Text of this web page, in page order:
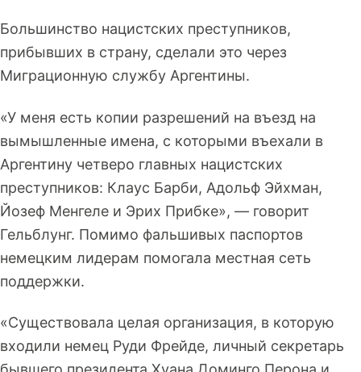
Большинство нацистских преступников,
прибывших в страну, сделали это через
Миграционную службу Аргентины.
«У меня есть копии разрешений на въезд на
вымышленные имена, с которыми въехали в
Аргентину четверо главных нацистских
преступников: Клаус Барби, Адольф Эйхман,
Йозеф Менгеле и Эрих Прибке», — говорит
Гельблунг. Помимо фальшивых паспортов
немецким лидерам помогала местная сеть
поддержки.
«Существовала целая организация, в которую
входили немец Руди Фрейде, личный секретарь